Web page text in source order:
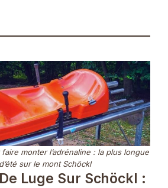
monter l’adrénaline : la plus longue
sur le mont Schöckl
Luge Sur Schöckl :